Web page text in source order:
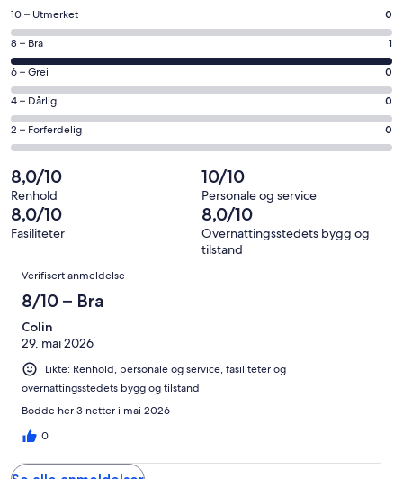
et
nytt
vindu
Rangering
på
10
−
Utmerket.
0
av
totalt
1
anmeldelser.
10 – Utmerket 0
Rangering
på
8
−
Bra.
1
totalt
1
anmeldelser.
8 – Bra 1
Rangering
på
6
−
Grei.
0
av
totalt
1
anmeldelser.
6 – Grei 0
Rangering
på
4
Dårlig.
0
av
totalt
anmeldelser.
4 – Dårlig 0
Rangering
på
2
−
Forferdelig.
0
anmeldelser.
2 – Forferdelig 0
8,0/10
Renhold
10/10
Personale og service
8,0/10
Fasiliteter
8,0/10
Overnattingsstedets bygg og
tilstand
Anmeldelser
Verifisert anmeldelse
8/10 – Bra
Colin
29. mai 2026
Likte: Renhold, personale og service, fasiliteter og
overnattingsstedets bygg og tilstand
Bodde her 3 netter i mai 2026
0